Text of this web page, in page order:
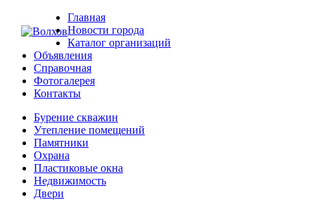
Главная
Новости города
Каталог организаций
Объявления
Справочная
Фотогалерея
Контакты
Бурение скважин
Утепление помещений
Памятники
Охрана
Пластиковые окна
Недвижимость
Двери